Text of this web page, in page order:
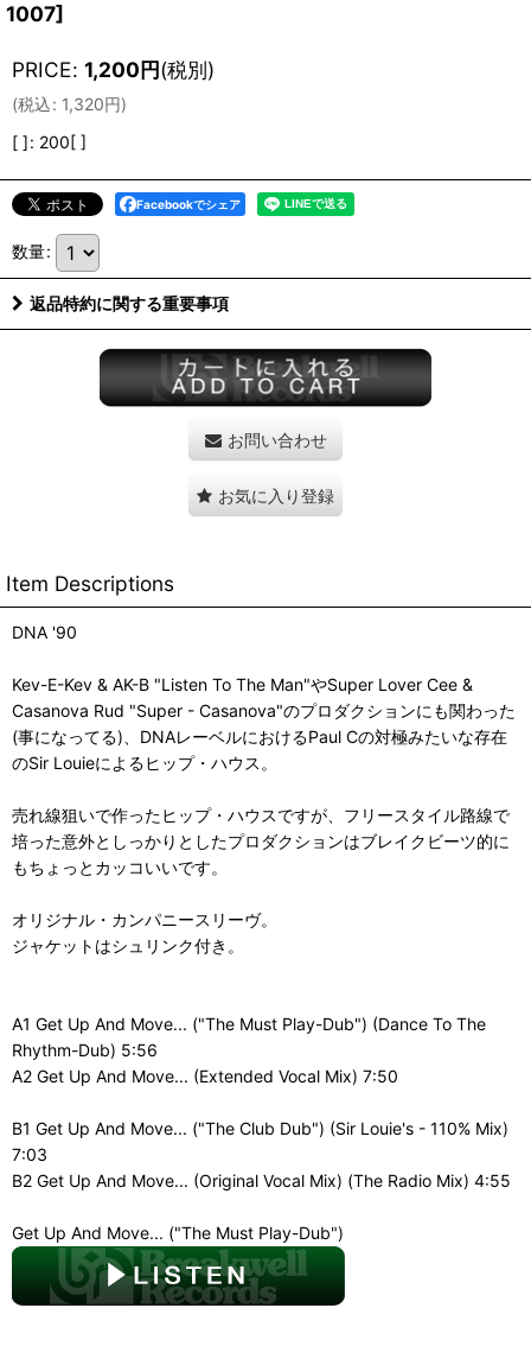
1007]
PRICE: 1,200円(税別)
(税込: 1,320円)
[ ]: 200[ ]
Facebookでシェア
数量:
返品特約に関する重要事項
お問い合わせ
お気に入り登録
Item Descriptions
DNA '90
Kev-E-Kev & AK-B "Listen To The Man"やSuper Lover Cee &
Casanova Rud "Super - Casanova"のプロダクションにも関わった
(事になってる)、DNAレーベルにおけるPaul Cの対極みたいな存在
のSir Louieによるヒップ・ハウス。
売れ線狙いで作ったヒップ・ハウスですが、フリースタイル路線で
培った意外としっかりとしたプロダクションはブレイクビーツ的に
もちょっとカッコいいです。
オリジナル・カンパニースリーヴ。
ジャケットはシュリンク付き。
A1 Get Up And Move... ("The Must Play-Dub") (Dance To The
Rhythm-Dub) 5:56
A2 Get Up And Move... (Extended Vocal Mix) 7:50
B1 Get Up And Move... ("The Club Dub") (Sir Louie's - 110% Mix)
7:03
B2 Get Up And Move... (Original Vocal Mix) (The Radio Mix) 4:55
Get Up And Move... ("The Must Play-Dub")